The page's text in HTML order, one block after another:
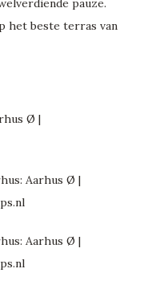
pauze.
het beste terras van